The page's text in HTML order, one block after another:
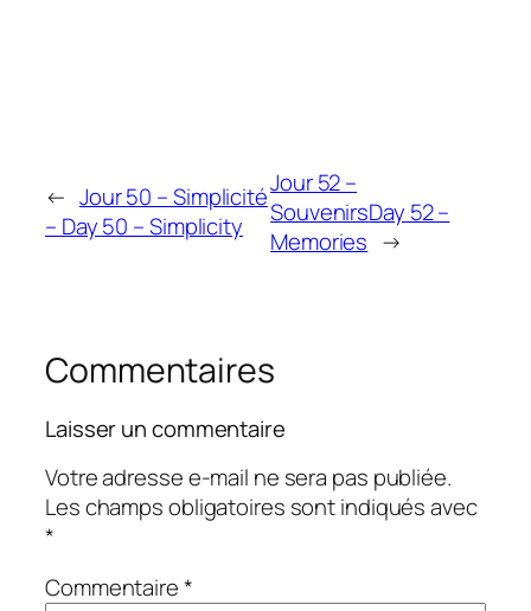
← Jour 50 – Simplicité
– Day 50 – Simplicity
Jour 52 –
SouvenirsDay 52 –
Memories →
Commentaires
Laisser un commentaire
Votre adresse e-mail ne sera pas publiée.
Les champs obligatoires sont indiqués avec
*
Commentaire*